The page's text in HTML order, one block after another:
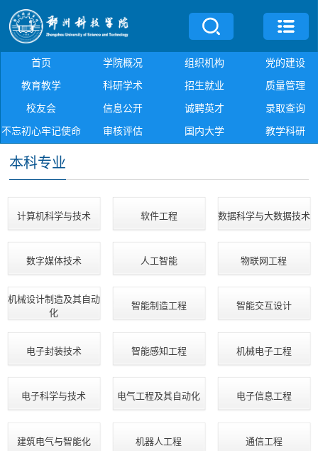
首页 学院概况 组织机构 党的建设
教育教学 科研学术 招生就业 质量管理
校友会 信息公开 诚聘英才 录取查询
不忘初心牢记使命 审核评估 国内大学 教学科研
本科专业
计算机科学与技术 软件工程 数据科学与大数据技术
数字媒体技术 人工智能 物联网工程
机械设计制造及其自动
化
智能制造工程 智能交互设计
电子封装技术 智能感知工程 机械电子工程
电子科学与技术 电气工程及其自动化 电子信息工程
建筑电气与智能化 机器人工程 通信工程